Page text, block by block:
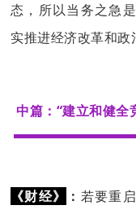
态，所以当务之急
实推进经济改革和政
中篇：“建立和健全
《财经》 ： 若要重